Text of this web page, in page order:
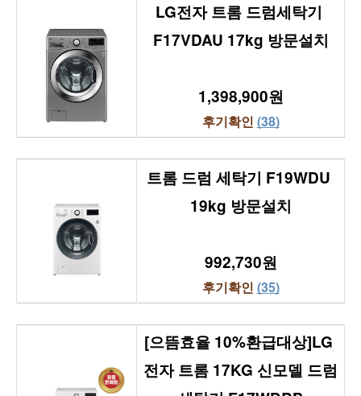
LG전자 트롬 드럼세탁기
F17VDAU 17kg 방문설치
1,398,900원
후기확인 (38)
트롬 드럼 세탁기 F19WDU
19kg 방문설치
992,730원
후기확인 (35)
[으뜸효율 10%환급대상]LG
전자 트롬 17KG 신모델 드럼